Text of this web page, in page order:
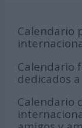
Calendario
Calendario
dedicados
Calendario